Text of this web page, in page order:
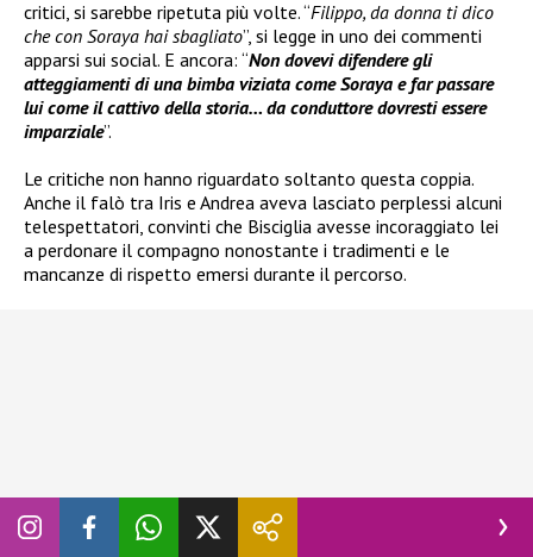
critici, si sarebbe ripetuta più volte. “Filippo, da donna ti dico
che con Soraya hai sbagliato”, si legge in uno dei commenti
apparsi sui social. E ancora: “Non dovevi difendere gli
atteggiamenti di una bimba viziata come Soraya e far passare
lui come il cattivo della storia… da conduttore dovresti essere
imparziale”.
Le critiche non hanno riguardato soltanto questa coppia.
Anche il falò tra Iris e Andrea aveva lasciato perplessi alcuni
telespettatori, convinti che Bisciglia avesse incoraggiato lei
a perdonare il compagno nonostante i tradimenti e le
mancanze di rispetto emersi durante il percorso.